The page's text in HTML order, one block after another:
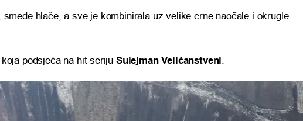
smeđe hlače, a sve je kombinirala uz velike crne naočale i okrugle
podsjeća na hit seriju Sulejman Veličanstveni.